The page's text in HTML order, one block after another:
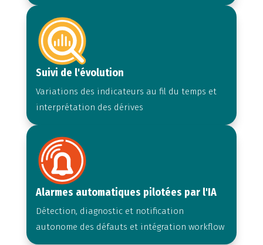
Suivi de l'évolution
Variations des indicateurs au fil du temps et
interprétation des dérives
Alarmes automatiques pilotées par l'IA
Détection, diagnostic et notification
autonome des défauts et intégration workflow